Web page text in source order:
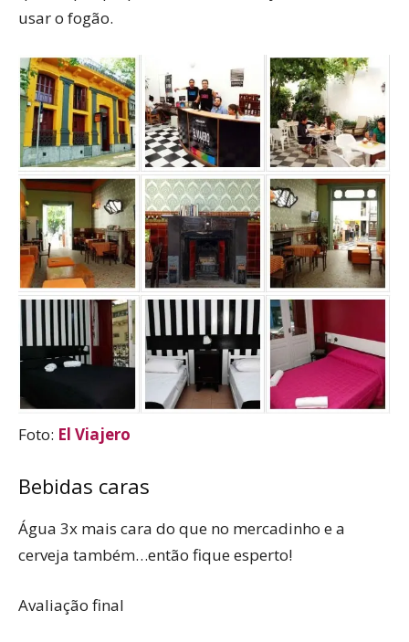
usar o fogão.
Foto: El Viajero
Bebidas caras
Água 3x mais cara do que no mercadinho e a
cerveja também…então fique esperto!
Avaliação final